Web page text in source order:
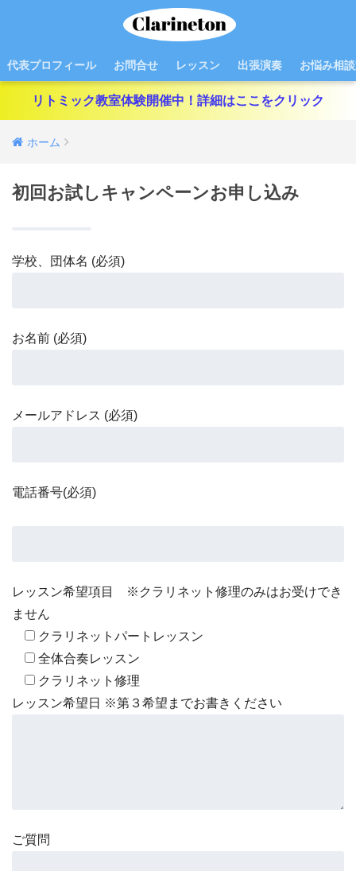
代表プロフィール お問合せ レッスン 出張演奏 お悩み相
リトミック教室体験開催中！詳細はここをクリック
ホーム
初回お試しキャンペーンお申し込み
学校、団体名 (必須)
お名前 (必須)
メールアドレス (必須)
電話番号(必須)
レッスン希望項目 ※クラリネット修理のみはお受けでき
ません
クラリネットパートレッスン
全体合奏レッスン
クラリネット修理
レッスン希望日 ※第３希望までお書きください
ご質問